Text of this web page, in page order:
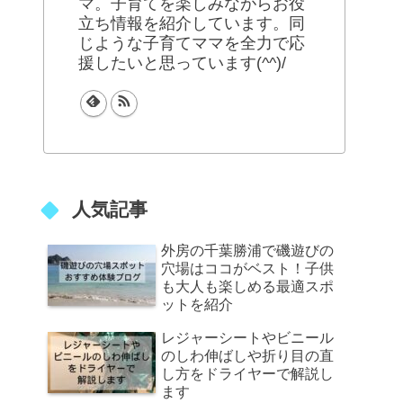
立ち情報を紹介しています。同
じような子育てママを全力で応
援したいと思っています(^^)/
人気記事
外房の千葉勝浦で磯遊びの
穴場はココがベスト！子供
も大人も楽しめる最適スポ
ットを紹介
レジャーシートやビニール
のしわ伸ばしや折り目の直
し方をドライヤーで解説し
ます